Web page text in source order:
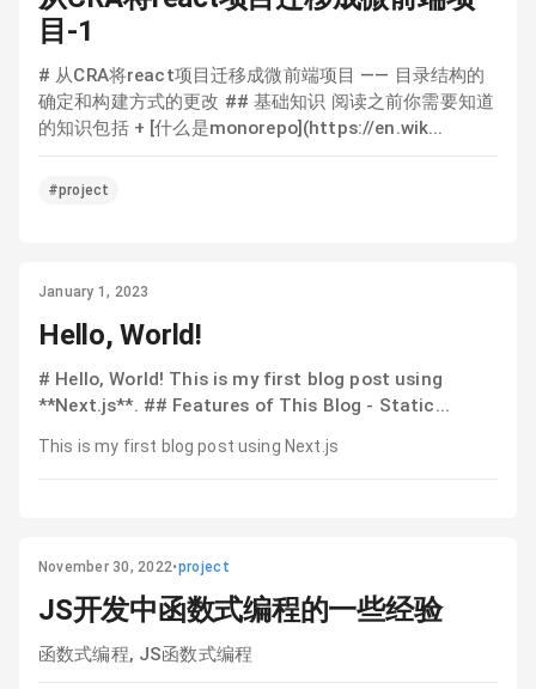
目-1
# 从CRA将react项目迁移成微前端项目 —— 目录结构的
确定和构建方式的更改 ## 基础知识 阅读之前你需要知道
的知识包括 + [什么是monorepo](https://en.wik...
#project
January 1, 2023
Hello, World!
# Hello, World! This is my first blog post using
**Next.js**. ## Features of This Blog - Static...
This is my first blog post using Next.js
November 30, 2022•project
JS开发中函数式编程的一些经验
函数式编程, JS函数式编程